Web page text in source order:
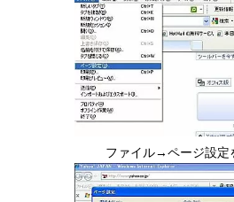
ファイル→ページ設定